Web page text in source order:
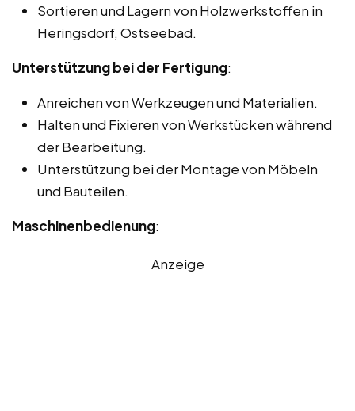
Sortieren und Lagern von Holzwerkstoffen in
Heringsdorf, Ostseebad.
Unterstützung bei der Fertigung:
Anreichen von Werkzeugen und Materialien.
Halten und Fixieren von Werkstücken während
der Bearbeitung.
Unterstützung bei der Montage von Möbeln
und Bauteilen.
Maschinenbedienung:
Anzeige